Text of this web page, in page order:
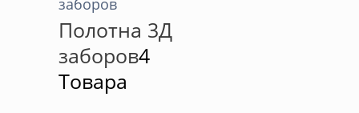
Полотна 3Д
заборов4
Товара